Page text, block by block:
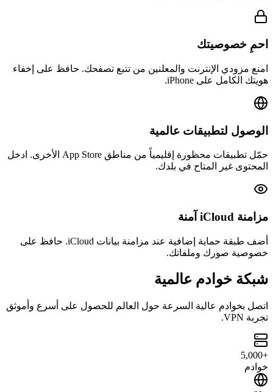
احمِ خصوصيتك
امنع مزودي الإنترنت والمعلنين من تتبع تصفحك. حافظ على إخفاء
هويتك الكامل على iPhone.
الوصول لتطبيقات عالمية
حمّل تطبيقات محظورة إقليمياً من مناطق App Store الأخرى. ادخل
المحتوى غير المتاح في بلدك.
مزامنة iCloud آمنة
أضف طبقة حماية إضافية عند مزامنة بيانات iCloud. حافظ على
خصوصية صورك وملفاتك.
شبكة خوادم عالمية
اتصل بخوادم عالية السرعة حول العالم للحصول على أسرع وأموثق
تجربة VPN.
+5,000
خوادم